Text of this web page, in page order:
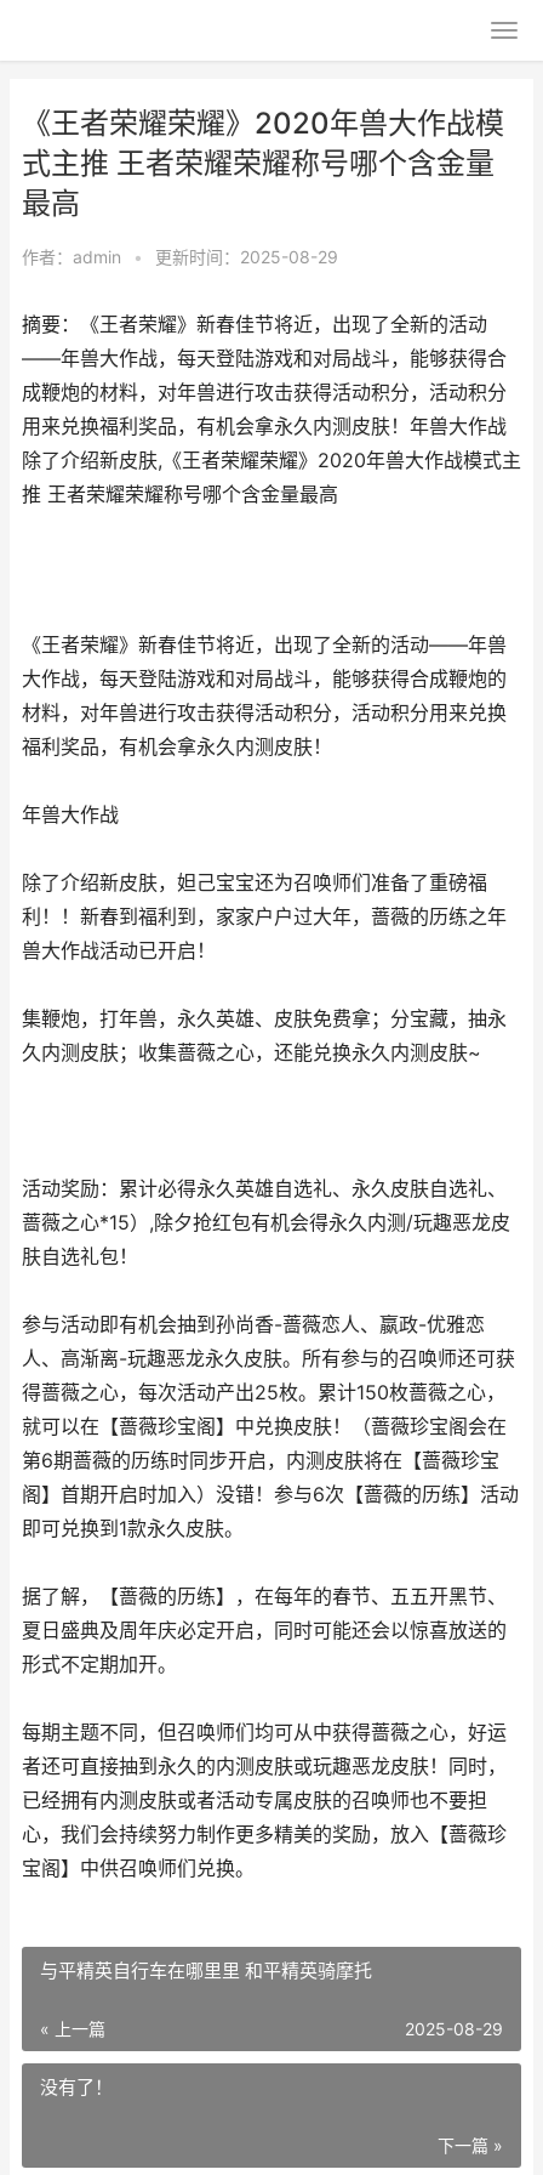
《王者荣耀荣耀》2020年兽大作战模
式主推 王者荣耀荣耀称号哪个含金量
最高
作者： admin • 更新时间：2025-08-29
摘要：《王者荣耀》新春佳节将近，出现了全新的活动
——年兽大作战，每天登陆游戏和对局战斗，能够获得合
成鞭炮的材料，对年兽进行攻击获得活动积分，活动积分
用来兑换福利奖品，有机会拿永久内测皮肤！年兽大作战
除了介绍新皮肤,《王者荣耀荣耀》2020年兽大作战模式主
推 王者荣耀荣耀称号哪个含金量最高
《王者荣耀》新春佳节将近，出现了全新的活动——年兽
大作战，每天登陆游戏和对局战斗，能够获得合成鞭炮的
材料，对年兽进行攻击获得活动积分，活动积分用来兑换
福利奖品，有机会拿永久内测皮肤！
年兽大作战
除了介绍新皮肤，妲己宝宝还为召唤师们准备了重磅福
利！！新春到福利到，家家户户过大年，蔷薇的历练之年
兽大作战活动已开启！
集鞭炮，打年兽，永久英雄、皮肤免费拿；分宝藏，抽永
久内测皮肤；收集蔷薇之心，还能兑换永久内测皮肤~
活动奖励：累计必得永久英雄自选礼、永久皮肤自选礼、
蔷薇之心*15）,除夕抢红包有机会得永久内测/玩趣恶龙皮
肤自选礼包！
参与活动即有机会抽到孙尚香-蔷薇恋人、嬴政-优雅恋
人、高渐离-玩趣恶龙永久皮肤。所有参与的召唤师还可获
得蔷薇之心，每次活动产出25枚。累计150枚蔷薇之心，
就可以在【蔷薇珍宝阁】中兑换皮肤！（蔷薇珍宝阁会在
第6期蔷薇的历练时同步开启，内测皮肤将在【蔷薇珍宝
阁】首期开启时加入）没错！参与6次【蔷薇的历练】活动
即可兑换到1款永久皮肤。
据了解，【蔷薇的历练】，在每年的春节、五五开黑节、
夏日盛典及周年庆必定开启，同时可能还会以惊喜放送的
形式不定期加开。
每期主题不同，但召唤师们均可从中获得蔷薇之心，好运
者还可直接抽到永久的内测皮肤或玩趣恶龙皮肤！同时，
已经拥有内测皮肤或者活动专属皮肤的召唤师也不要担
心，我们会持续努力制作更多精美的奖励，放入【蔷薇珍
宝阁】中供召唤师们兑换。
与平精英自行车在哪里里 和平精英骑摩托
« 上一篇 2025-08-29
没有了！
下一篇 »